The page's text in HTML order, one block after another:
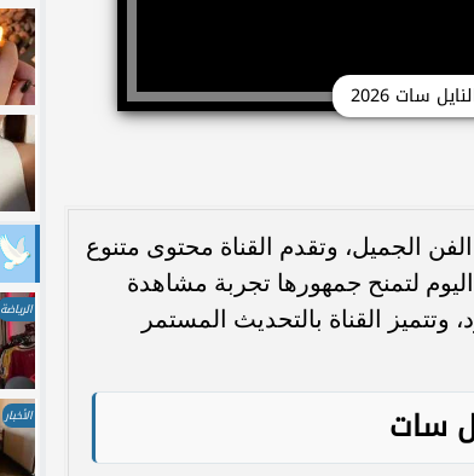
سات 2026
الجميل، وتقدم القناة محتوى متنوع
لتمنح جمهورها تجربة مشاهدة
وتتميز القناة بالتحديث المستمر
سات
الرياضة
الأخبار